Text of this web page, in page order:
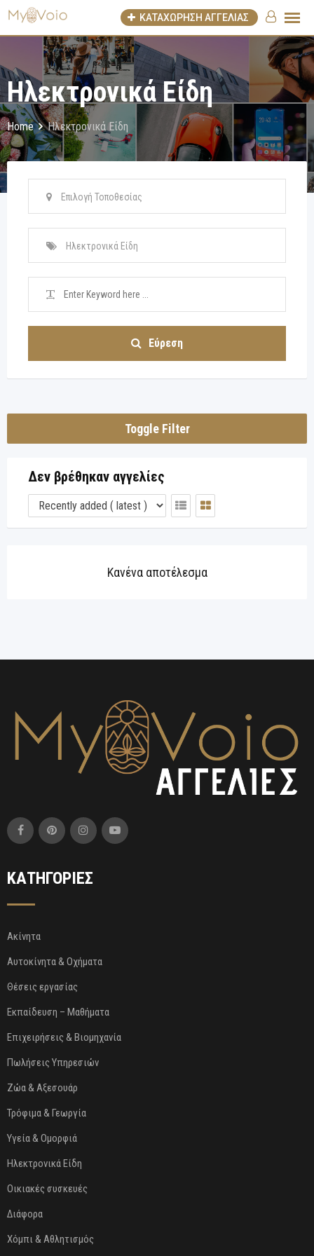
Skip
ΚΑΤΑΧΩΡΗΣΗ ΑΓΓΕΛΙΑΣ
Ηλεκτρονικά Είδη
Home Ηλεκτρονικά Είδη
Επιλογή Τοποθεσίας
Ηλεκτρονικά Είδη
Εύρεση
Toggle Filter
Δεν βρέθηκαν αγγελίες
Κανένα αποτέλεσμα
ΚΑΤΗΓΟΡΙΕΣ
Ακίνητα
Αυτοκίνητα & Oχήματα
Θέσεις εργασίας
Εκπαίδευση – Μαθήματα
Επιχειρήσεις & Βιομηχανία
Πωλήσεις Υπηρεσιών
Ζώα & Αξεσουάρ
Τρόφιμα & Γεωργία
Υγεία & Ομορφιά
Ηλεκτρονικά Είδη
Οικιακές συσκευές
Διάφορα
Χόμπι & Αθλητισμός